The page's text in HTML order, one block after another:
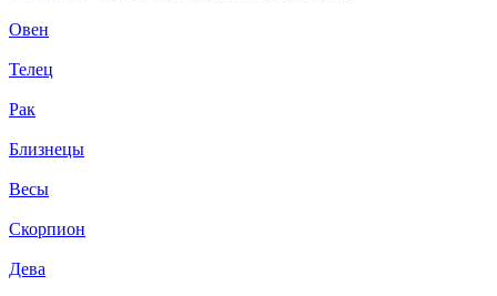
Овен
Телец
Рак
Близнецы
Весы
Скорпион
Дева